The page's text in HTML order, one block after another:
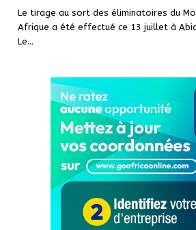
Le tirage au sort des éliminatoires du
Afrique a été effectué ce 13 juillet à
Le…